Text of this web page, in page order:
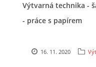
PORTFÓLIO DÍTĚTE
MOTIVAČNÍ CITÁTY PRO
Výtvarná technika -
- práce s papírem
16. 11. 2020